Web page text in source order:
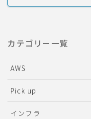
カテゴリー一覧
AWS
Pick up
インフラ